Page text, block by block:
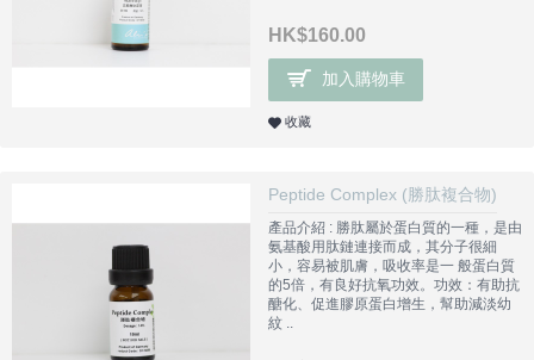
HK$160.00
加入購物車
收藏
Peptide Complex (勝肽複合物)
產品介紹 : 勝肽屬於蛋白質的一種，是由
氨基酸用肽鏈連接而成，其分子很細
小，容易被肌膚，吸收率是一 般蛋白質
的5倍，有良好抗氧功效。功效：有助抗
醣化、促進膠原蛋白增生，幫助減淡幼
紋 ..